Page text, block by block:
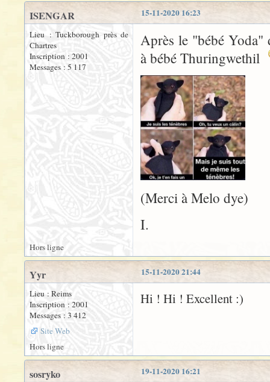
15-11-2020 16:23
ISENGAR
Lieu : Tuckborough près de
Chartres
Inscription : 2001
Messages : 5 117
Après le "bébé
à bébé Thuringwethil
(Merci à Melo dye)
I.
Hors ligne
15-11-2020 21:44
Yyr
Lieu : Reims
Inscription : 2001
Messages : 3 412
Site Web
Hi ! Hi ! Excellent :)
Hors ligne
19-11-2020 16:21
sosryko